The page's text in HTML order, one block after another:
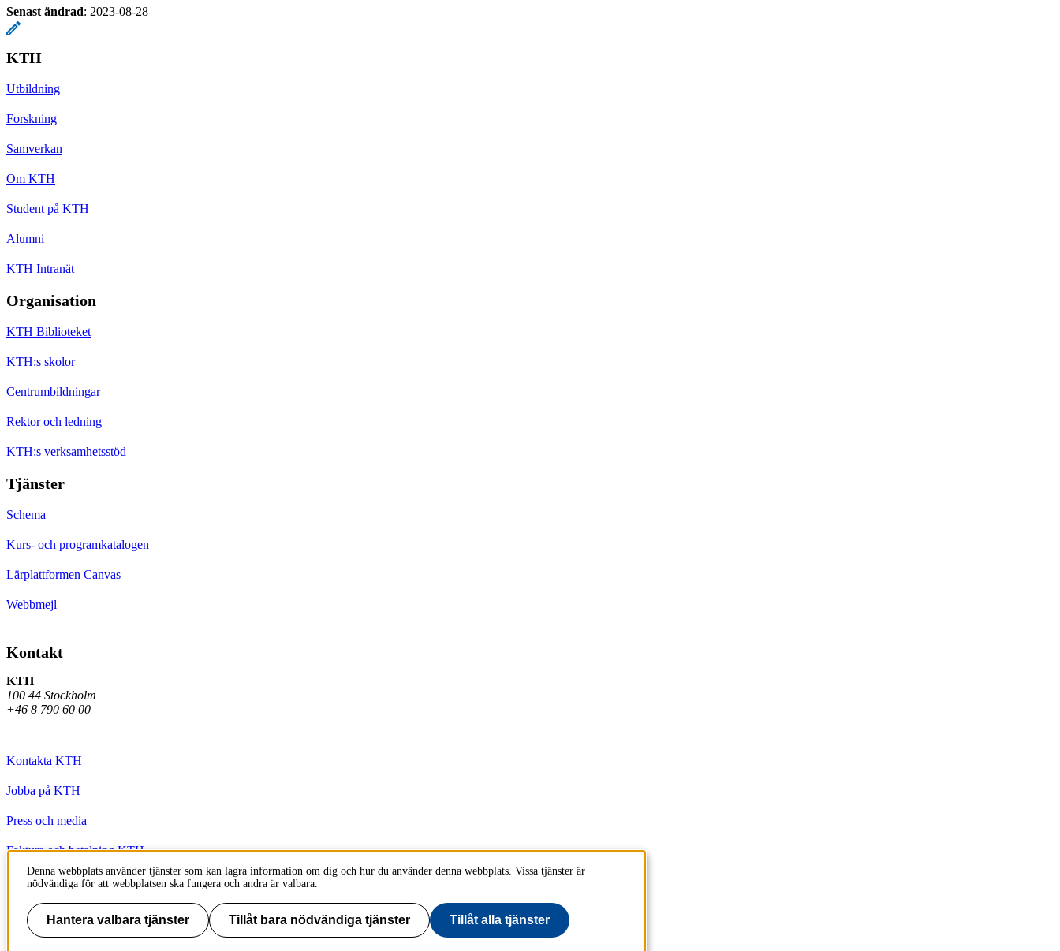
Senast ändrad: 2023-08-28
KTH
Utbildning
Forskning
Samverkan
Om KTH
Student på KTH
Alumni
KTH Intranät
Organisation
KTH Biblioteket
KTH:s skolor
Centrumbildningar
Rektor och ledning
KTH:s verksamhetsstöd
Tjänster
Schema
Kurs- och programkatalogen
Lärplattformen Canvas
Webbmejl
Kontakt
KTH
100 44 Stockholm
+46 8 790 60 00
Kontakta KTH
Jobba på KTH
Press och media
Faktura och betalning KTH
Om KTH:s webbplatser
Tillgänglighetsredogörelse
Denna webbplats använder tjänster som kan lagra information om dig och hur du använder denna webbplats. Vissa tjänster är
nödvändiga för att webbplatsen ska fungera och andra är valbara.
Hantera valbara tjänster Tillåt bara nödvändiga tjänster Tillåt alla tjänster